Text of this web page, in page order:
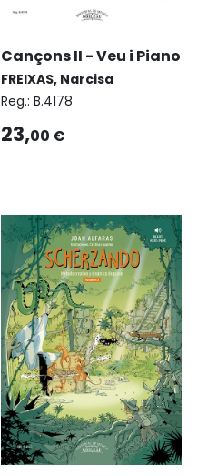
Cançons II - Veu i Piano
FREIXAS, Narcisa
Reg.: B.4178
23,00 €